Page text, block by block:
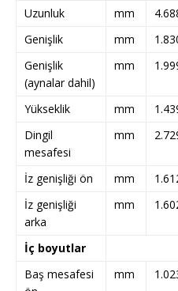
Uzunluk
mm
Genişlik
mm
Genişlik
(aynalar dahil)
mm
Yükseklik mm
Dingil
mesafesi
mm
İz genişliği ön mm
İz genişliği
arka
mm
İç boyutlar
Baş mesafesi
mm